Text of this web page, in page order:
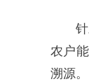
农户
溯源。